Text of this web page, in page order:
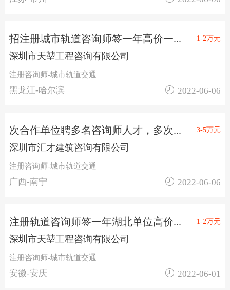
招注册城市轨道咨询师签一年高价一... 1-2万元
深圳市天堃工程咨询有限公司
注册咨询师-城市轨道交通
黑龙江-哈尔滨  2022-06-06
次合作单位聘多名咨询师人才，多次... 3-5万元
深圳市汇才建筑咨询有限公司
注册咨询师-城市轨道交通
广西-南宁  2022-06-06
注册轨道咨询师签一年湖北单位高价... 1-2万元
深圳市天堃工程咨询有限公司
注册咨询师-城市轨道交通
安徽-安庆  2022-06-01